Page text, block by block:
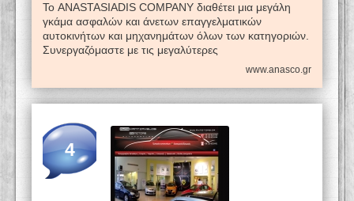
Το ANASTASIADIS COMPANY διαθέτει μια μεγάλη
γκάμα ασφαλών και άνετων επαγγελματικών
αυτοκινήτων και μηχανημάτων όλων των κατηγοριών.
Συνεργαζόμαστε με τις μεγαλύτερες
www.anasco.gr
4